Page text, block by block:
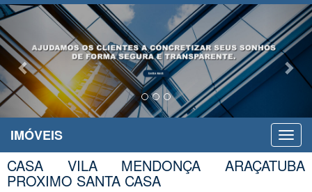
Previous
IMÓVEIS
CASA VILA MENDONÇA ARAÇATUBA
PROXIMO SANTA CASA